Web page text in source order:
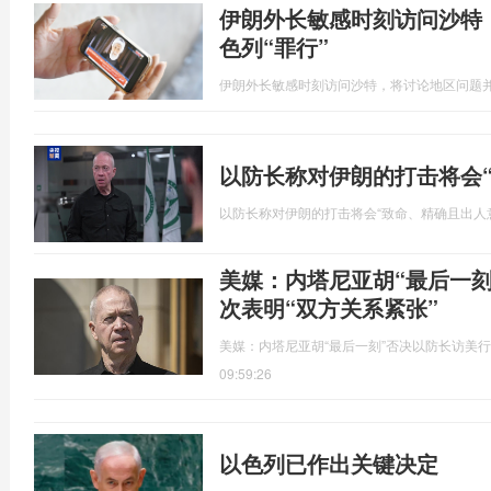
伊朗外长敏感时刻访问沙
色列“罪行”
伊朗外长敏感时刻访问沙特，将讨论地区问题
以防长称对伊朗的打击将
以防长称对伊朗的打击将会“致命、精确且出人
美媒：内塔尼亚胡“最后一
次表明“双方关系紧张”
美媒：内塔尼亚胡“最后一刻”否决以防长访美
09:59:26
以色列已作出关键决定